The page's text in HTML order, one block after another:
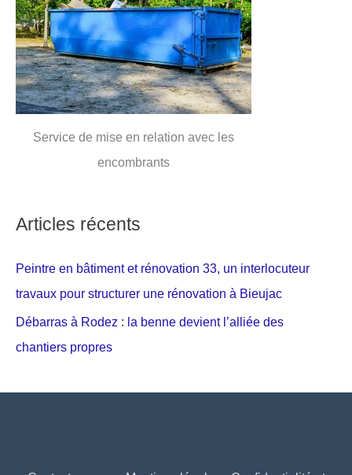
Service de mise en relation avec les
encombrants
Articles récents
Peintre en bâtiment et rénovation 33, un interlocuteur
travaux pour structurer une rénovation à Bieujac
Débarras à Rodez : la benne devient l’alliée des
chantiers propres